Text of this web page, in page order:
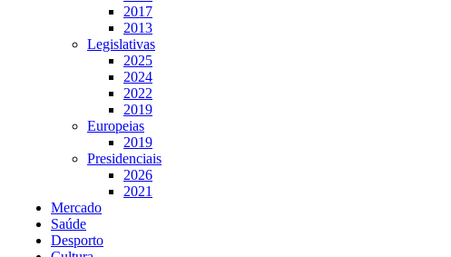
2017
2013
Legislativas
2025
2024
2022
2019
Europeias
2019
Presidenciais
2026
2021
Mercado
Saúde
Desporto